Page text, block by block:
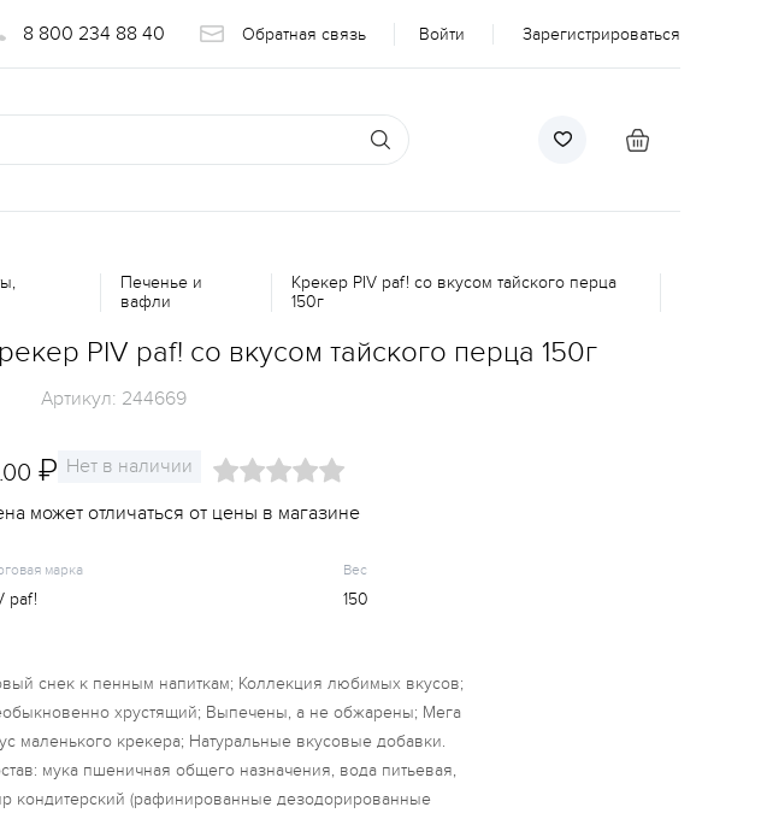
8 800 234 88 40 Обратная связь Войти Зарегистрироваться
Печенье и
вафли
Крекер PIV paf! со вкусом тайского перца
150г
PIV paf! со вкусом тайского перца 150г
Артикул: 244669
.00 ₽ Нет в наличии
может отличаться от цены в магазине
марка
paf!
Вес
150
снек к пенным напиткам; Коллекция любимых вкусов;
хрустящий; Выпечены, а не обжарены; Мега
маленького крекера; Натуральные вкусовые добавки.
мука пшеничная общего назначения, вода питьевая,
кондитерский (рафинированные дезодорированные